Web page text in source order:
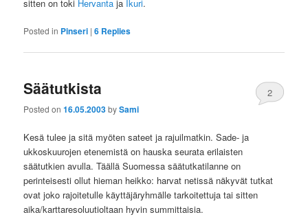
sitten on toki Hervanta ja Ikuri.
Posted in Pinseri |6 Replies
Säätutkista
Posted on16.05.2003bySami
2
Kesä tulee ja sitä myöten sateet ja rajuilmatkin. Sade- ja
ukkoskuurojen etenemistä on hauska seurata erilaisten
säätutkien avulla. Täällä Suomessa säätutkatilanne on
perinteisesti ollut hieman heikko: harvat netissä näkyvät tutkat
ovat joko rajoitetulle käyttäjäryhmälle tarkoitettuja tai sitten
aika/karttaresoluutioltaan hyvin summittaisia.